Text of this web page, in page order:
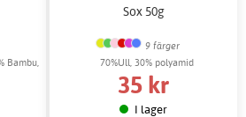
Bambu,
Sox 50g
9 färger
70%Ull, 30% polyamid
35 kr
I lager